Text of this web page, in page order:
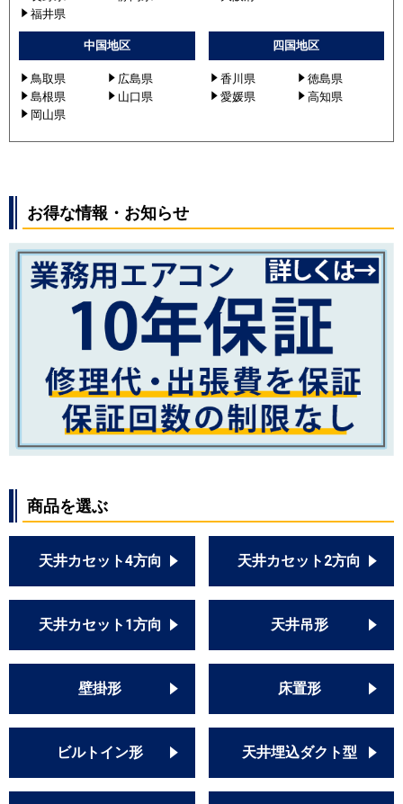
福井県
中国地区
鳥取県
広島県
島根県
山口県
岡山県
四国地区
香川県
徳島県
愛媛県
高知県
お得な情報・お知らせ
商品を選ぶ
天井カセット4方向 天井カセット2方向
天井カセット1方向 天井吊形
壁掛形 床置形
ビルトイン形 天井埋込ダクト型